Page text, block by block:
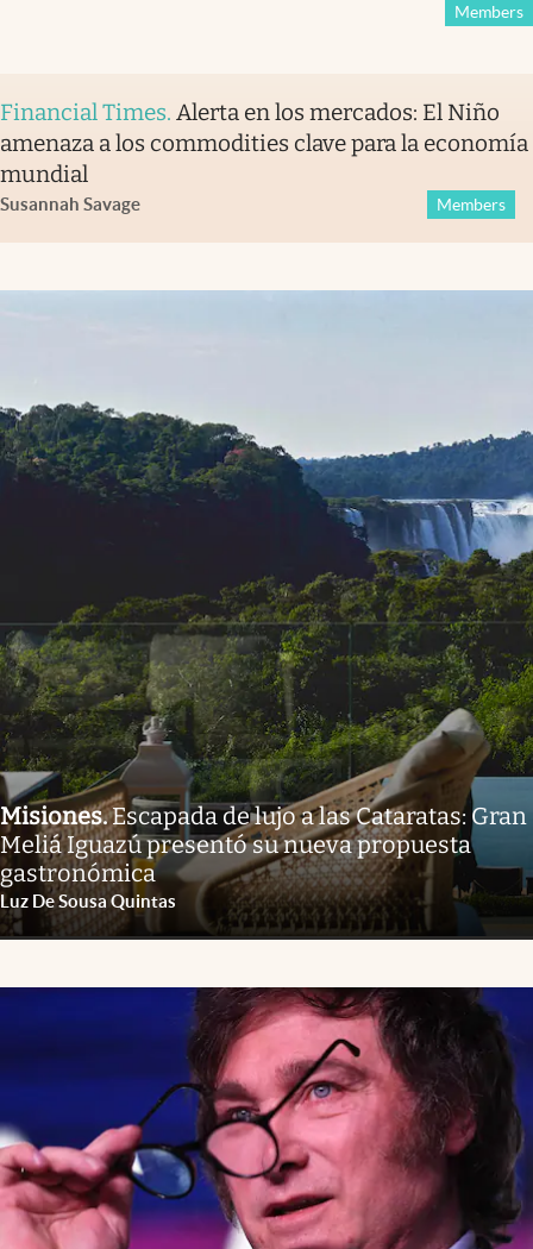
Members
Financial Times. Alerta en los mercados: El Niño
amenaza a los commodities clave para la economía
mundial
Susannah Savage Members
Misiones.Escapada de lujo a las Cataratas: Gran
Meliá Iguazú presentó su nueva propuesta
gastronómica
Luz De Sousa Quintas